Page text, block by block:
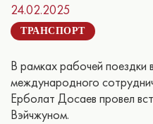
24.02.2025
ТРАНСПОРТ
В рамках рабочей поездки
международного
Ерболат Досаев провел
Вэйчжуном.